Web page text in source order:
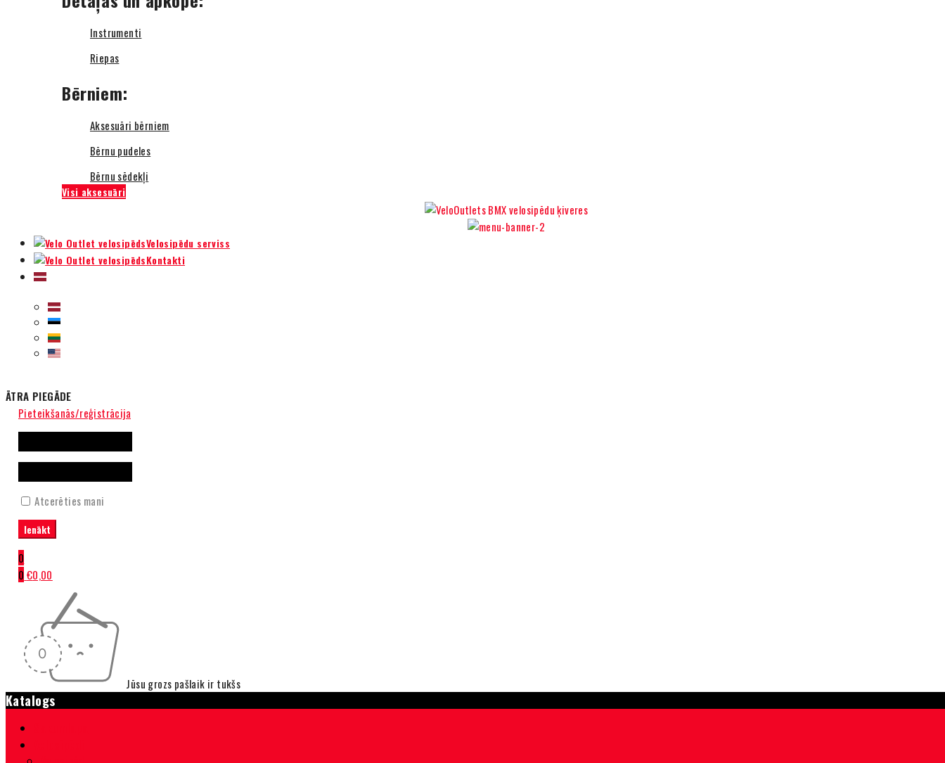
Instrumenti
Riepas
Bērniem:
Aksesuāri bērniem
Bērnu pudeles
Bērnu sēdekļi
Visi aksesuāri
Velosipēdu serviss
Kontakti
ĀTRA PIEGĀDE
Pieteikšanās/reģistrācija
Atcerēties mani
0
0 €0,00
Jūsu grozs pašlaik ir tukšs
Katalogs